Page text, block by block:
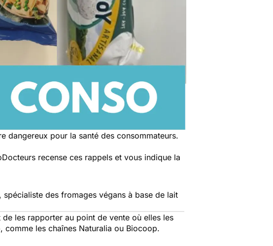
dangereux pour la santé des consommateurs.
recense ces rappels et vous indique la
des fromages végans à base de lait
les rapporter au point de vente où elles les
les chaînes Naturalia ou Biocoop.